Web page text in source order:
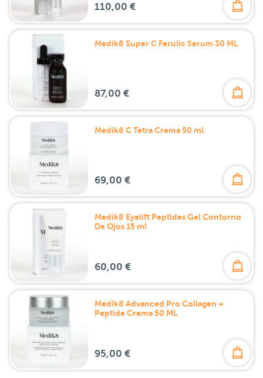
110,00 €
Medik8 Super C Ferulic Serum 30 ML
87,00 €
Medik8 C Tetra Crema 50 ml
69,00 €
Medik8 Eyelift Peptides Gel Contorno
De Ojos 15 ml
60,00 €
Medik8 Advanced Pro Collagen +
Peptide Crema 50 ML
95,00 €